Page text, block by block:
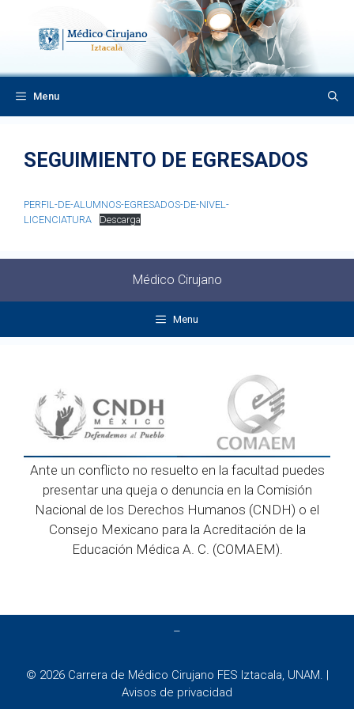
contenido
Menu
SEGUIMIENTO DE EGRESADOS
PERFIL-DE-ALUMNOS-EGRESADOS-DE-NIVEL-
LICENCIATURA
Descarga
Médico Cirujano
Menu
Ante un conflicto no resuelto en la facultad puedes
presentar una queja o denuncia en la Comisión
Nacional de los Derechos Humanos (CNDH) o el
Consejo Mexicano para la Acreditación de la
Educación Médica A. C. (COMAEM).
–
© 2026 Carrera de Médico Cirujano FES Iztacala, UNAM. |
Avisos de privacidad